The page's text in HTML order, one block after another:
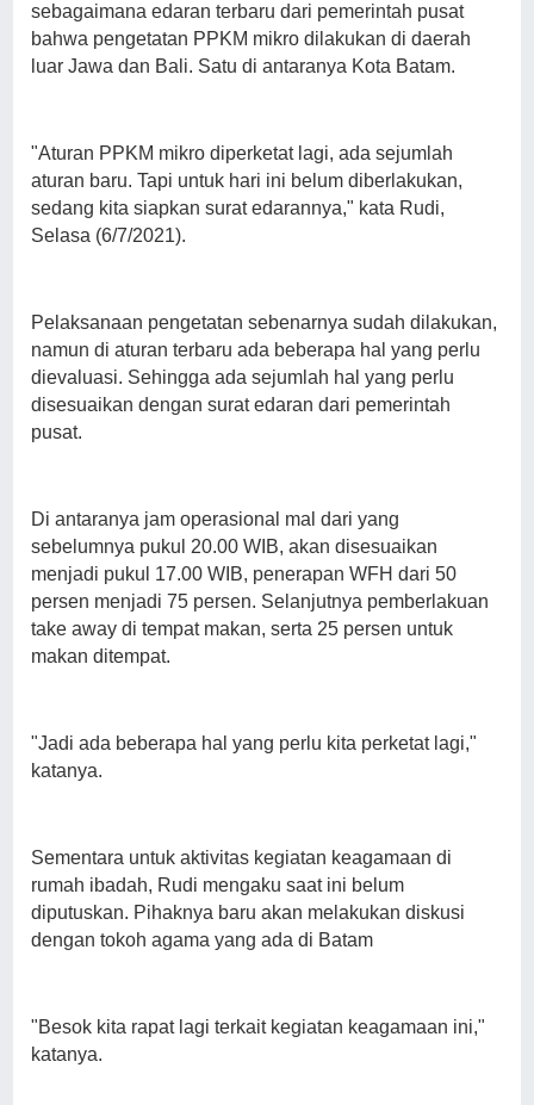
sebagaimana edaran terbaru dari pemerintah pusat
bahwa pengetatan PPKM mikro dilakukan di daerah
luar Jawa dan Bali. Satu di antaranya Kota Batam.
"Aturan PPKM mikro diperketat lagi, ada sejumlah
aturan baru. Tapi untuk hari ini belum diberlakukan,
sedang kita siapkan surat edarannya," kata Rudi,
Selasa (6/7/2021).
Pelaksanaan pengetatan sebenarnya sudah dilakukan,
namun di aturan terbaru ada beberapa hal yang perlu
dievaluasi. Sehingga ada sejumlah hal yang perlu
disesuaikan dengan surat edaran dari pemerintah
pusat.
Di antaranya jam operasional mal dari yang
sebelumnya pukul 20.00 WIB, akan disesuaikan
menjadi pukul 17.00 WIB, penerapan WFH dari 50
persen menjadi 75 persen. Selanjutnya pemberlakuan
take away di tempat makan, serta 25 persen untuk
makan ditempat.
"Jadi ada beberapa hal yang perlu kita perketat lagi,"
katanya.
Sementara untuk aktivitas kegiatan keagamaan di
rumah ibadah, Rudi mengaku saat ini belum
diputuskan. Pihaknya baru akan melakukan diskusi
dengan tokoh agama yang ada di Batam
"Besok kita rapat lagi terkait kegiatan keagamaan ini,"
katanya.